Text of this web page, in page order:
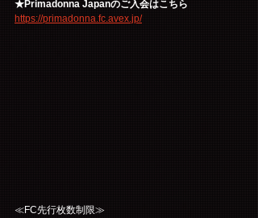
★Primadonna Japanのご入会はこちら
https://primadonna.fc.avex.jp/
≪FC先行枚数制限≫